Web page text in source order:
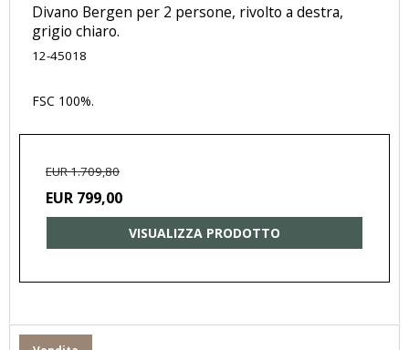
Divano Bergen per 2 persone, rivolto a destra,
grigio chiaro.
12-45018
FSC 100%.
EUR 1.709,80
EUR 799,00
VISUALIZZA PRODOTTO